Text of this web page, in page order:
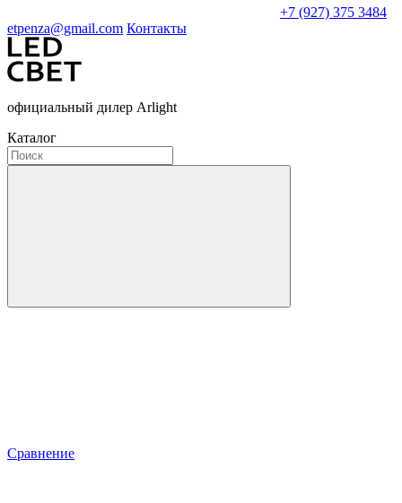
+7 (927) 375 3484
etpenza@gmail.com Контакты
официальный дилер Arlight
Каталог
Сравнение